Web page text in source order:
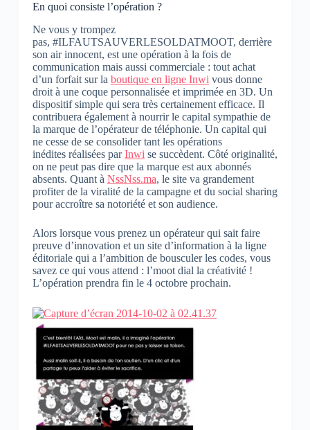
En quoi consiste l’opération ?
Ne vous y trompez
pas, #ILFAUTSAUVERLESOLDATMOOT, derrière
son air innocent, est une opération à la fois de
communication mais aussi commerciale : tout achat
d’un forfait sur la boutique en ligne Inwi vous donne
droit à une coque personnalisée et imprimée en 3D. Un
dispositif simple qui sera très certainement efficace. Il
contribuera également à nourrir le capital sympathie de
la marque de l’opérateur de téléphonie. Un capital qui
ne cesse de se consolider tant les opérations
inédites réalisées parInwi se succèdent. Côté originalité,
on ne peut pas dire que la marque est aux abonnés
absents. Quant à NssNss.ma, le site va grandement
profiter de la viralité de la campagne et du social sharing
pour accroître sa notoriété et son audience.
Alors lorsque vous prenez un opérateur qui sait faire
preuve d’innovation et un site d’information à la ligne
éditoriale qui a l’ambition de bousculer les codes, vous
savez ce qui vous attend : l’moot dial la créativité !
L’opération prendra fin le 4 octobre prochain.